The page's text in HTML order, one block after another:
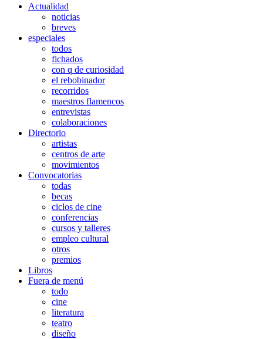
Actualidad
noticias
breves
especiales
todos
fichados
con q de curiosidad
el rebobinador
recorridos
maestros flamencos
entrevistas
colaboraciones
Directorio
artistas
centros de arte
movimientos
Convocatorias
todas
becas
ciclos de cine
conferencias
cursos y talleres
empleo cultural
otros
premios
Libros
Fuera de menú
todo
cine
literatura
teatro
diseño